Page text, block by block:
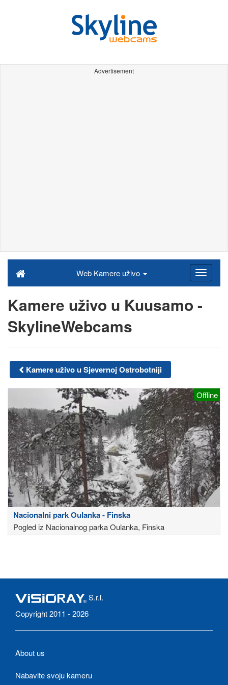
Advertisement
Web Kamere uživo
Kamere uživo u Kuusamo -
SkylineWebcams
Kamere uživo u Sjevernoj Ostrobotniji
Offline
Nacionalni park Oulanka - Finska
Pogled iz Nacionalnog parka Oulanka, Finska
S.r.l.
Copyright 2011 - 2026
About us
Nabavite svoju kameru